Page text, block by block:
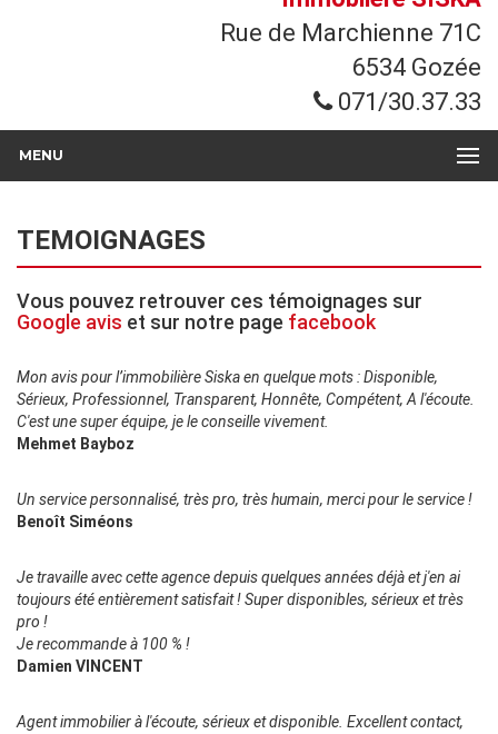
Rue de Marchienne 71C
6534 Gozée
071/30.37.33
MENU
TEMOIGNAGES
Vous pouvez retrouver ces témoignages sur
Google avis et sur notre page facebook
Mon avis pour l’immobilière Siska en quelque mots : Disponible,
Sérieux, Professionnel, Transparent, Honnête, Compétent, A l'écoute.
C'est une super équipe, je le conseille vivement.
Mehmet Bayboz
Un service personnalisé, très pro, très humain, merci pour le service !
Benoît Siméons
Je travaille avec cette agence depuis quelques années déjà et j'en ai
toujours été entièrement satisfait ! Super disponibles, sérieux et très
pro !
Je recommande à 100 % !
Damien VINCENT
Agent immobilier à l'écoute, sérieux et disponible. Excellent contact,